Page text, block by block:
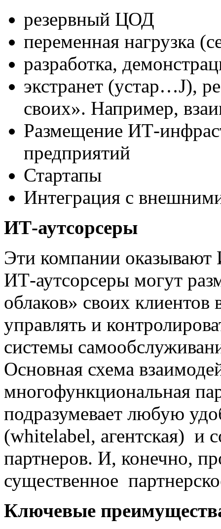
резервный ЦОД
переменная нагрузка
разработка,
экстранет (устар…J),
своих». Например,
Размещение ИТ-
предприятий
Стартапы
Интеграция с
ИТ-аутсорсеры
Эти компании
ИТ-аутсорсеры могут
облаков» своих клиентов
управлять и
системы
Основная схема
многофункциональная
подразумевает любую
(whitelabel, агентская) и
партнеров. И, конечно,
существенное
Ключевые